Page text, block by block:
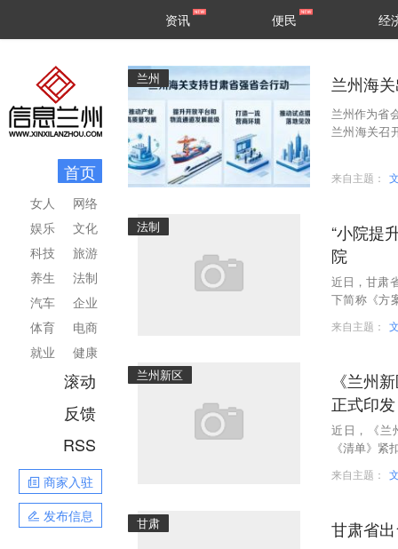
区县
资讯 便民 经
首页
网络
文化
旅游
法制
企业
电商
健康
女人
娱乐
科技
养生
汽车
体育
就业
滚动
反馈
RSS
商家入驻
发布信息
兰州 兰州海
兰州作为省
兰州海关召
来自主题：
法制
“小院提升”行动方
院
近日，甘肃
下简称《方
来自主题：
兰州新区
《兰州
正式印发
近日，《兰
《清单》紧
来自主题：
甘肃 甘肃省